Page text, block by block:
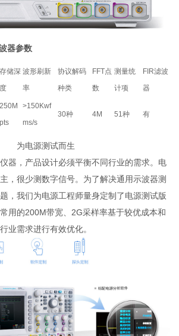
器参数
存储深
度
波形刷新
率
协议解码
种类
FFT点
数
测量统
计项
FIR滤波
器
250M
pts
>150Kwf
ms/s
30种 4M 51种 有
为电源测试而生
器，产品设计必须平衡不同行业的需求。电
，很少测数字信号。为了解决通用示波器测
，我们为电源工程师量身定制了电源测试版
用的200M带宽、2G采样率基于较优成本和
行业需求进行有效优化。